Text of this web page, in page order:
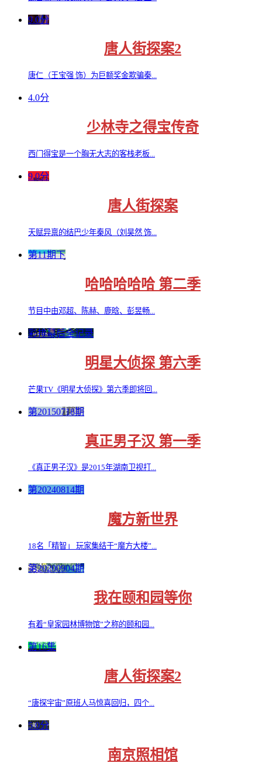
9.0分
唐人街探案2
唐仁（王宝强 饰）为巨额奖金欺骗秦...
4.0分
少林寺之得宝传奇
西门得宝是一个胸无大志的客栈老板...
9.0分
唐人街探案
天赋异禀的结巴少年秦风（刘昊然 饰...
第11期下
哈哈哈哈哈 第二季
节目中由邓超、陈赫、鹿晗、彭昱畅...
彩排幕后全记录
明星大侦探 第六季
芒果TV《明星大侦探》第六季即将回...
第20150718期
真正男子汉 第一季
《真正男子汉》是2015年湖南卫视打...
第20240814期
魔方新世界
18名「精智」 玩家集结于“魔方大楼”...
第20200904期
我在颐和园等你
有着“皇家园林博物馆”之称的颐和园...
第16集
唐人街探案2
“唐探宇宙”原班人马惊喜回归，四个...
5.0分
南京照相馆